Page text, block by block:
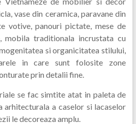
vase din ceramica, paravane din
votive, panouri pictate, mese de
mobila traditionala incrustata cu
si organicitatea stilului,
in care sunt folosite zone
prin detalii fine.
se fac simtite atat in paleta de
a caselor si lacaselor
le decoreaza amplu.